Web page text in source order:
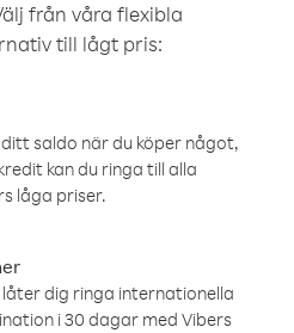
från våra flexibla
till lågt pris:
saldo när du köper något,
kan du ringa till alla
låga priser.
dig ringa internationella
i 30 dagar med Vibers